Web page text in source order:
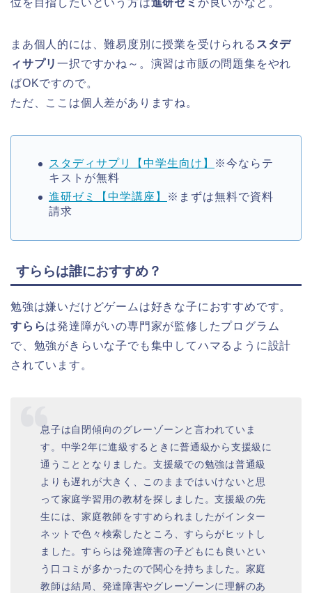
位を目指したいという方は進研ゼミ が良いかなと。
まあ個人的には、難易度別に授業を受けられる スタデ
ィサプリ一択ですかね～。演習は市販の問題集をやれ
ばOKですので。
ただ、ここは個人差がありますね。
スタディサプリ【中学生向け】
※今ならテ
キストが無料
進研ゼミ【中学講座】
※まずは無料で資料
請求
すららは誰におすすめ？
勉強は嫌いだけどゲームは好きな子におすすめです。
すららは発達障がいの専門家が監修したプログラム
で、勉強がきらいな子でも集中してハマるように設計
されています。
息子は自閉傾向のグレーゾーンと言われていま
す。中学2年に進級するときに普通級から支援級に
通うこととなりました。支援級での勉強は普通級
よりも遅れが大きく、このままではいけないと思
って家庭学習用の教材を探しました。支援級の先
生には、家庭教師をすすめられましたがインター
ネットで色々検索したところ、すららがヒットし
ました。すららは発達障害の子どもにも良いとい
う口コミが多かったので関心を持ちました。家庭
教師は結局、発達障害やグレーゾーンに理解のあ